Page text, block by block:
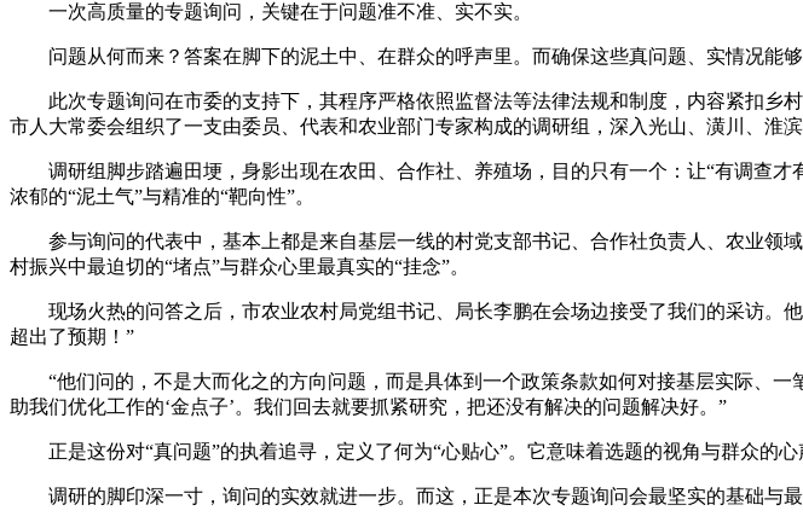
一次高质量的专题询问，关键在于问题准不准、实不实。
问题从何而来？答案在脚下的泥土中、在群众的呼声里。而确保这些真问题、实情况能
此次专题询问在市委的支持下，其程序严格依照监督法等法律法规和制度，内容紧扣乡村
市人大常委会组织了一支由委员、代表和农业部门专家构成的调研组，深入光山、潢川、淮
调研组脚步踏遍田埂，身影出现在农田、合作社、养殖场，目的只有一个：让“有调查才
浓郁的“泥土气”与精准的“靶向性”。
参与询问的代表中，基本上都是来自基层一线的村党支部书记、合作社负责人、农业领
村振兴中最迫切的“堵点”与群众心里最真实的“挂念”。
现场火热的问答之后，市农业农村局党组书记、局长李鹏在会场边接受了我们的采访。
超出了预期！”
“他们问的，不是大而化之的方向问题，而是具体到一个政策条款如何对接基层实际、一
助我们优化工作的‘金点子’。我们回去就要抓紧研究，把还没有解决的问题解决好。”
正是这份对“真问题”的执着追寻，定义了何为“心贴心”。它意味着选题的视角与群众的心
调研的脚印深一寸，询问的实效就进一步。而这，正是本次专题询问会最坚实的基础与最